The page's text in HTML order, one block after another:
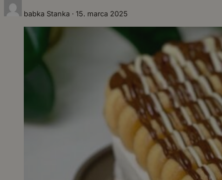
babka Stanka · 15. marca 2025